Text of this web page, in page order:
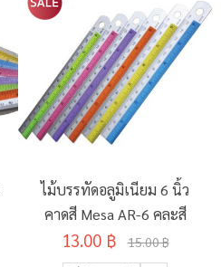
ไม้บรรทัดอลูมิเนียม 6 นิ้ว
คาดสี Mesa AR-6 คละสี
13.00 ฿ 15.00 ฿